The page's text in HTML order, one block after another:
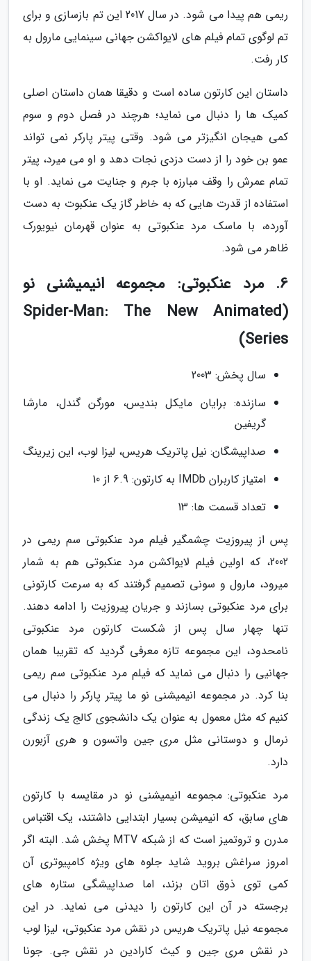
ریمی هم پیدا می شود. در سال 2017 این تم بازسازی و برای
تم لوگوی تمام فیلم های لایواکشن جهانی سینمایی مارول به
کار رفت.
داستان این کارتون ساده است و دقیقا همان داستان اصلی
کمیک ها را دنبال می نماید؛ هرچند در فصل دوم و سوم
کمی هیجان انگیزتر می شود. وقتی پیتر پارکر نمی تواند
عمو بن خود را از دست دزدی نجات دهد و او می میرد، پیتر
تمام عمرش را وقف مبارزه با جرم و جنایت می نماید. او با
استفاده از قدرت هایی که به خاطر گاز یک عنکبوت به دست
آورده، با ماسک مرد عنکبوتی به عنوان قهرمان نیویورک
ظاهر می شود.
6. مرد عنکبوتی: مجموعه انیمیشنی نو
(Spider-Man: The New Animated
Series)
سال پخش: 2003
سازنده: برایان مایکل بندیس، مورگن گندل، مارشا
گریفین
صداپیشگان: نیل پاتریک هریس، لیزا لوب، این زیرینگ
امتیاز کاربران IMDb به کارتون: 6.9 از 10
تعداد قسمت ها: 13
پس از پیروزیت چشمگیر فیلم مرد عنکبوتی سم ریمی در
2002، که اولین فیلم لایواکشن مرد عنکبوتی هم به شمار
میرود، مارول و سونی تصمیم گرفتند که به سرعت کارتونی
برای مرد عنکبوتی بسازند و جریان پیروزیت را ادامه دهند.
تنها چهار سال پس از شکست کارتون مرد عنکبوتی
نامحدود، این مجموعه تازه معرفی گردید که تقریبا همان
جهانیی را دنبال می نماید که فیلم مرد عنکبوتی سم ریمی
بنا کرد. در مجموعه انیمیشنی نو ما پیتر پارکر را دنبال می
کنیم که مثل معمول به عنوان یک دانشجوی کالج یک زندگی
نرمال و دوستانی مثل مری جین واتسون و هری آزبورن
دارد.
مرد عنکبوتی: مجموعه انیمیشنی نو در مقایسه با کارتون
های سابق، که انیمیشن بسیار ابتدایی داشتند، یک اقتباس
مدرن و تروتمیز است که از شبکه MTV پخش شد. البته اگر
امروز سراغش بروید شاید جلوه های ویژه کامپیوتری آن
کمی توی ذوق اتان بزند، اما صداپیشگی ستاره های
برجسته در آن این کارتون را دیدنی می نماید. در این
مجموعه نیل پاتریک هریس در نقش مرد عنکبوتی، لیزا لوب
در نقش مری جین و کیث کارادین در نقش جی. جونا